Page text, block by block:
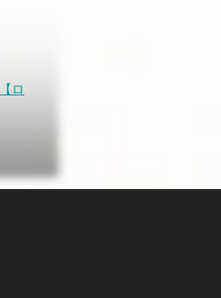
ロ